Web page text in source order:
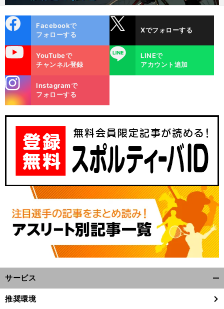
ok
Facebookで
フォローする
Xでフォローする
YouTubeで
チャンネル登録
LINE
LINEで
アカウント追加
m
Instagramで
フォローする
サービス
閉
推奨環境